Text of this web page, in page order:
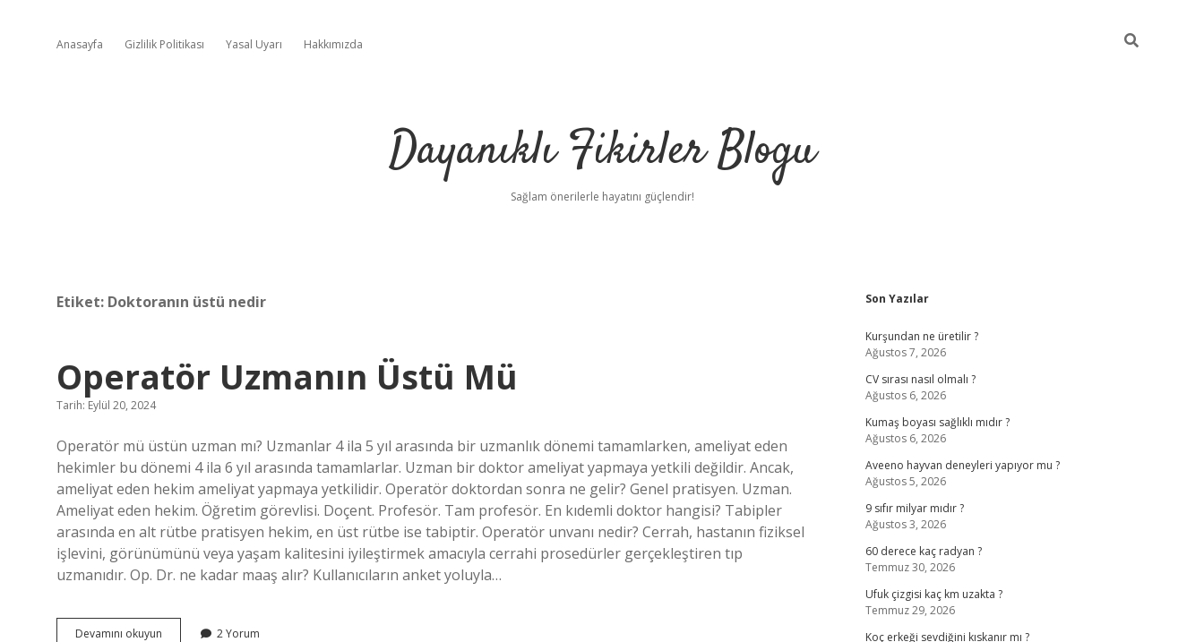
Anasayfa Gizlilik Politikası Yasal Uyarı Hakkımızda
Dayanıklı Fikirler Blogu
Sağlam önerilerle hayatını güçlendir!
Etiket: Doktoranın üstü nedir
Operatör Uzmanın Üstü Mü
Tarih: Eylül 20, 2024
Operatör mü üstün uzman mı? Uzmanlar 4 ila 5 yıl arasında bir uzmanlık dönemi tamamlarken, ameliyat eden
hekimler bu dönemi 4 ila 6 yıl arasında tamamlarlar. Uzman bir doktor ameliyat yapmaya yetkili değildir. Ancak,
ameliyat eden hekim ameliyat yapmaya yetkilidir. Operatör doktordan sonra ne gelir? Genel pratisyen. Uzman.
Ameliyat eden hekim. Öğretim görevlisi. Doçent. Profesör. Tam profesör. En kıdemli doktor hangisi? Tabipler
arasında en alt rütbe pratisyen hekim, en üst rütbe ise tabiptir. Operatör unvanı nedir? Cerrah, hastanın fiziksel
işlevini, görünümünü veya yaşam kalitesini iyileştirmek amacıyla cerrahi prosedürler gerçekleştiren tıp
uzmanıdır. Op. Dr. ne kadar maaş alır? Kullanıcıların anket yoluyla…
Devamını okuyun Operatör 2 Yorum
Sidebar
Son Yazılar
Kurşundan ne üretilir ?
Ağustos 7, 2026
CV sırası nasıl olmalı ?
Ağustos 6, 2026
Kumaş boyası sağlıklı mıdır ?
Ağustos 6, 2026
Aveeno hayvan deneyleri yapıyor mu ?
Ağustos 5, 2026
9 sıfır milyar mıdır ?
Ağustos 3, 2026
60 derece kaç radyan ?
Temmuz 30, 2026
Ufuk çizgisi kaç km uzakta ?
Temmuz 29, 2026
Koç erkeği sevdiğini kıskanır mı ?